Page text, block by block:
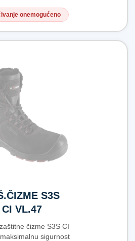
onemogućeno
S3S
CI VL.47
čizme S3S CI
sigurnost